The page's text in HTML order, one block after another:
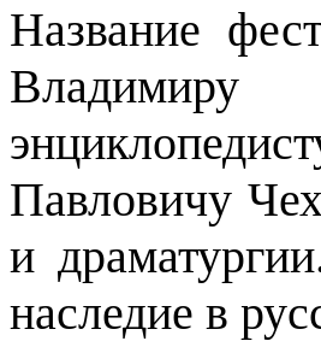
Название
Павловичу
и
наследие в